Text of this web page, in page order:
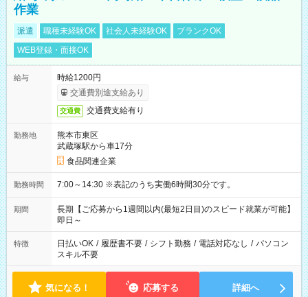
作業
派遣 職種未経験OK 社会人未経験OK
ブランクOK
WEB登録・面接OK
給与
時給1200円
交通費別途支給あり
交通費 交通費支給有り
勤務地
熊本市東区
武蔵塚駅から車17分
食品関連企業
勤務時間 7:00～14:30 ※表記のうち実働6時間30分です。
期間
長期【ご応募から1週間以内(最短2日目)のスピード就業が可能】
即日～
特徴 日払いOK / 履歴書不要 / シフト勤務 / 電話対応なし / パソコン
スキル不要
気になる！ 応募する 詳細へ